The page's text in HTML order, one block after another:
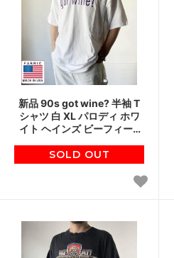
新品 90s got wine? 半袖 T
シャツ 白 XL パロディ ホワ
イト ヘインズ ビーフィーT
トック D152
SOLD OUT